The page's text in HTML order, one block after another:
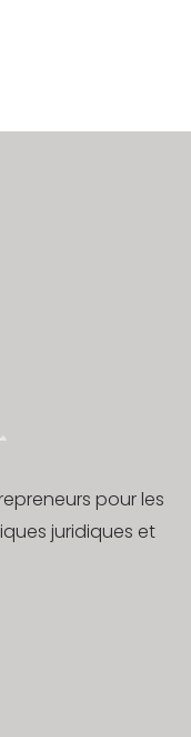
pour les
juridiques et